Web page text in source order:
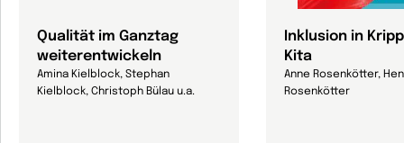
Qualität im Ganztag
weiterentwickeln
Amina Kielblock, Stephan
Kielblock, Christoph Bülau u.a.
Inklusion in
Kita
Anne Rosenkötter,
Rosenkötter